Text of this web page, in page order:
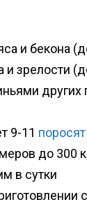
и бекона
и зрелости
9-11 поросят
до 300
в сутки